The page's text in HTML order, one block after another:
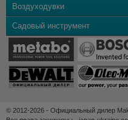
Воздуходувки
Садовый инструмент
© 2012-2026 - Официальный дилер